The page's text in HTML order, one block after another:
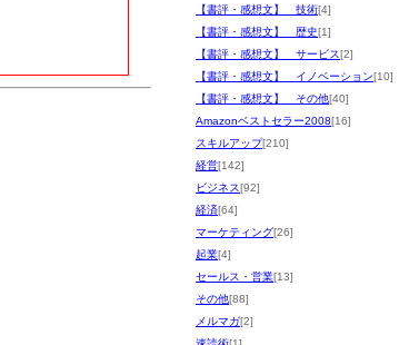
【書評・感想文】 技術[4]
【書評・感想文】 歴史[1]
【書評・感想文】 サービス[2]
【書評・感想文】 イノベーション[10]
【書評・感想文】 その他[40]
Amazonベストセラー2008[16]
スキルアップ[210]
経営[142]
ビジネス[92]
経済[64]
マーケティング[26]
起業[4]
セールス・営業[13]
その他[88]
メルマガ[2]